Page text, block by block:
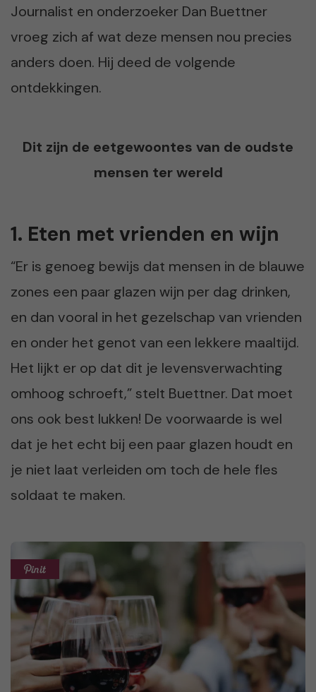
Journalist en onderzoeker Dan Buettner
vroeg zich af wat deze mensen nou precies
anders doen. Hij deed de volgende
ontdekkingen.
Dit zijn de eetgewoontes van de oudste
mensen ter wereld
1. Eten met vrienden en wijn
“Er is genoeg bewijs dat mensen in de blauwe
zones een paar glazen wijn per dag drinken,
en dan vooral in het gezelschap van vrienden
en onder het genot van een lekkere maaltijd.
Het lijkt er op dat dit je levensverwachting
omhoog schroeft,” stelt Buettner. Dat moet
ons ook best lukken! De voorwaarde is wel
dat je het echt bij een paar glazen houdt en
je niet laat verleiden om toch de hele fles
soldaat te maken.